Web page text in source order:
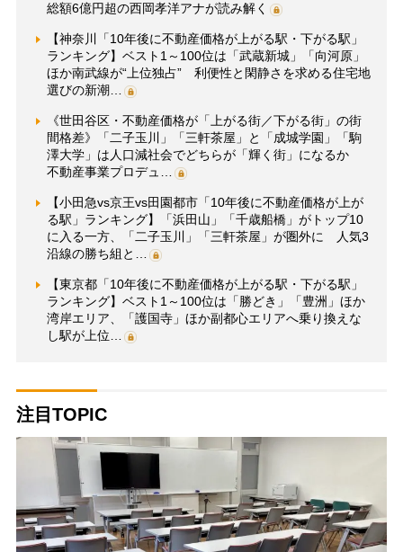
総額6億円超の西岡孝洋アナが読み解く
【神奈川「10年後に不動産価格が上がる駅・下がる駅」
ランキング】ベスト1～100位は「武蔵新城」「向河原」
ほか南武線が“上位独占” 利便性と閑静さを求める住宅地
選びの新潮…
《世田谷区・不動産価格が「上がる街／下がる街」の街
間格差》「二子玉川」「三軒茶屋」と「成城学園」「駒
澤大学」は人口減社会でどちらが「輝く街」になるか
不動産事業プロデュ…
【小田急vs京王vs田園都市「10年後に不動産価格が上が
る駅」ランキング】「浜田山」「千歳船橋」がトップ10
に入る一方、「二子玉川」「三軒茶屋」が圏外に 人気3
沿線の勝ち組と…
【東京都「10年後に不動産価格が上がる駅・下がる駅」
ランキング】ベスト1～100位は「勝どき」「豊洲」ほか
湾岸エリア、「護国寺」ほか副都心エリアへ乗り換えな
し駅が上位…
注目TOPIC